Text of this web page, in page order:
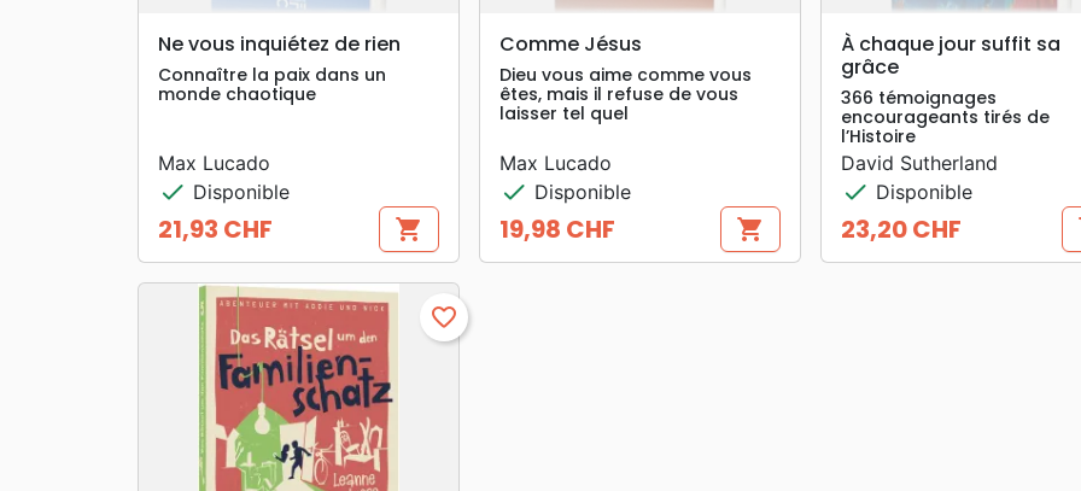
search APERÇU RAPIDE
Ne vous inquiétez de rien
Connaître la paix dans un
monde chaotique
Max Lucado
check Disponible
Prix
21,93 CHF shopping_cart
search APERÇU RAPIDE
Comme Jésus
Dieu vous aime comme vous
êtes, mais il refuse de vous
laisser tel quel
Max Lucado
check Disponible
Prix
19,98 CHF shopping_cart
search APERÇU RAPIDE
À chaque jour suffit sa
grâce
366 témoignages
encourageants tirés de
l’Histoire
David Sutherland
check Disponible
Prix
23,20 CHF
favorite_border